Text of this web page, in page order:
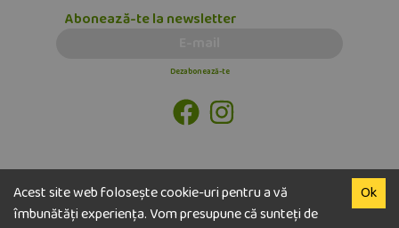
Acest site web folosește cookie-uri pentru a vă
îmbunătăți experiența. Vom presupune că sunteți de
Ok
Abonează-te la newsletter
Dezabonează-te